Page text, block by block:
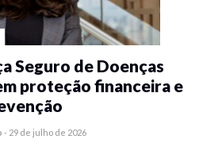
Seguro de Doenças
proteção financeira e
- 29 de julho de 2026